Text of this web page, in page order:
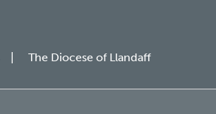
The Diocese of Llandaff